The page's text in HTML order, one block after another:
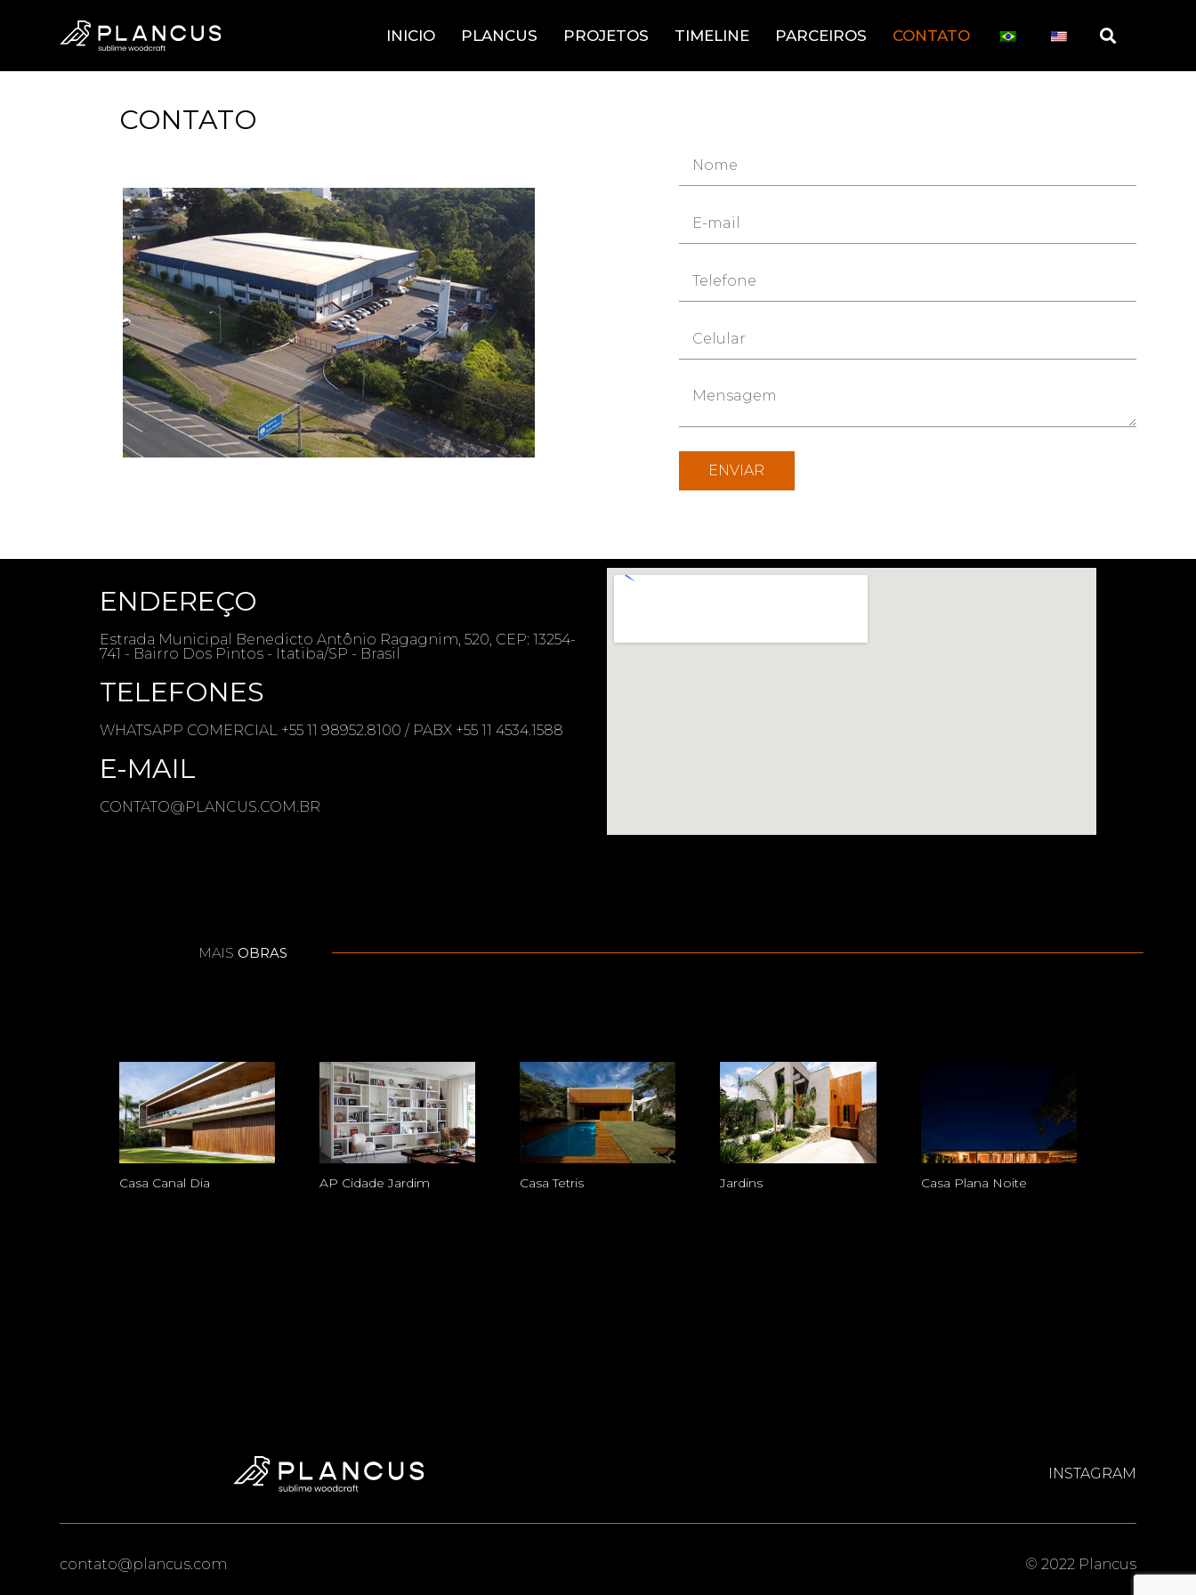
INICIO PLANCUS PROJETOS TIMELINE PARCEIROS CONTATO
CONTATO
ENDEREÇO
Estrada Municipal Benedicto Antônio Ragagnim, 520, CEP: 13254-
741 - Bairro Dos Pintos - Itatiba/SP - Brasil
TELEFONES
WHATSAPP COMERCIAL +55 11 98952.8100 / PABX +55 11 4534.1588
E-MAIL
CONTATO@PLANCUS.COM.BR
MAIS OBRAS
Casa Canal Dia AP Cidade Jardim Casa Tetris Jardins Casa Plana Noite
INSTAGRAM
contato@plancus.com © 2022 Plancus